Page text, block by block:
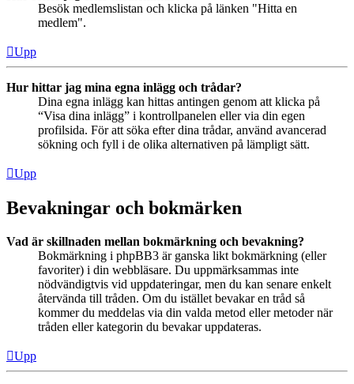
Besök medlemslistan och klicka på länken "Hitta en
medlem".
Upp
Hur hittar jag mina egna inlägg och trådar?
Dina egna inlägg kan hittas antingen genom att klicka på
“Visa dina inlägg” i kontrollpanelen eller via din egen
profilsida. För att söka efter dina trådar, använd avancerad
sökning och fyll i de olika alternativen på lämpligt sätt.
Upp
Bevakningar och bokmärken
Vad är skillnaden mellan bokmärkning och bevakning?
Bokmärkning i phpBB3 är ganska likt bokmärkning (eller
favoriter) i din webbläsare. Du uppmärksammas inte
nödvändigtvis vid uppdateringar, men du kan senare enkelt
återvända till tråden. Om du istället bevakar en tråd så
kommer du meddelas via din valda metod eller metoder när
tråden eller kategorin du bevakar uppdateras.
Upp